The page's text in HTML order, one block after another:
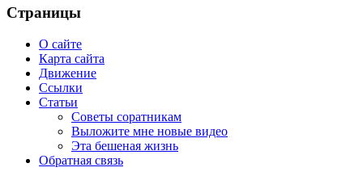
Страницы
О сайте
Карта сайта
Движение
Ссылки
Статьи
Советы соратникам
Выложите мне новые видео
Эта бешеная жизнь
Обратная связь